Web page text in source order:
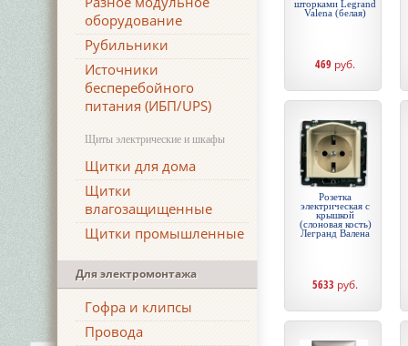
оборудование
Рубильники
Источники
бесперебойного
питания (ИБП/UPS)
Щиты электрические и шкафы
Щитки для дома
Щитки
влагозащищенные
Щитки промышленные
Для электромонтажа
Гофра и клипсы
Провода
шторками Legrand
Valena (белая)
469 руб.
Розетка
электрическая с
крышкой
(слоновая кость)
Легранд Валена
5633 руб.